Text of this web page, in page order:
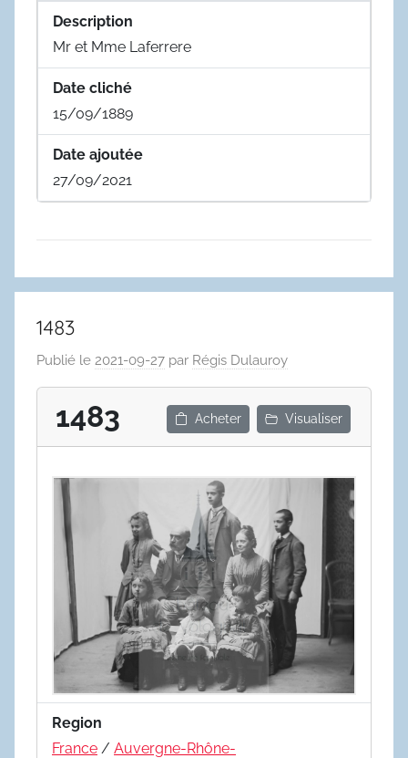
Description
Mr et Mme Laferrere
Date cliché
15/09/1889
Date ajoutée
27/09/2021
1483
Publié le 2021-09-27 par Régis Dulauroy
1483 Acheter Visualiser
Region
France / Auvergne-Rhône-